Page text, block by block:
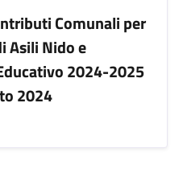
Comunali per
Asili Nido e
2024-2025
2024